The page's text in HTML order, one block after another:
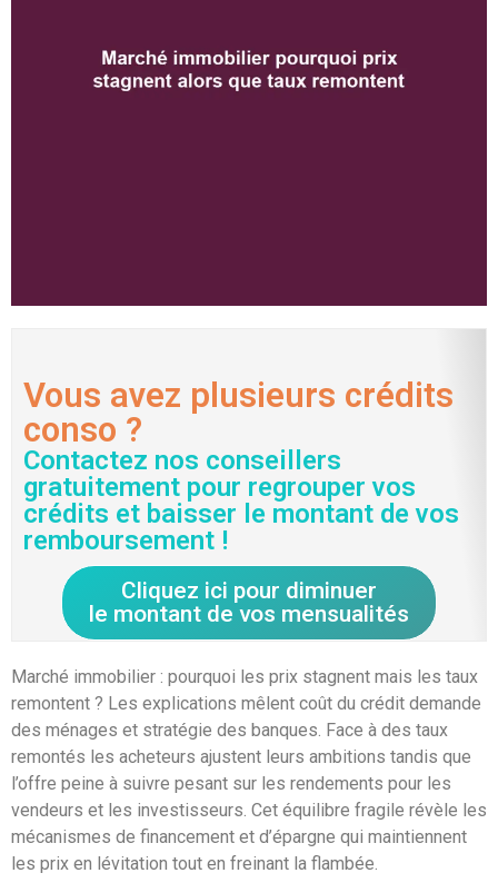
Vous avez plusieurs crédits
conso ?
Contactez nos conseillers
gratuitement pour regrouper vos
crédits et baisser le montant de vos
remboursement !
Cliquez ici pour diminuer
le montant de vos mensualités
Marché immobilier : pourquoi les prix stagnent mais les taux
remontent ? Les explications mêlent coût du crédit demande
des ménages et stratégie des banques. Face à des taux
remontés les acheteurs ajustent leurs ambitions tandis que
l’offre peine à suivre pesant sur les rendements pour les
vendeurs et les investisseurs. Cet équilibre fragile révèle les
mécanismes de financement et d’épargne qui maintiennent
les prix en lévitation tout en freinant la flambée.